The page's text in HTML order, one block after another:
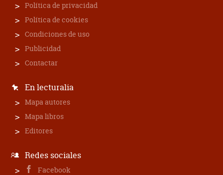
Política de privacidad
Política de cookies
Condiciones de uso
Publicidad
Contactar
En lecturalia
Mapa autores
Mapa libros
Editores
Redes sociales
Facebook